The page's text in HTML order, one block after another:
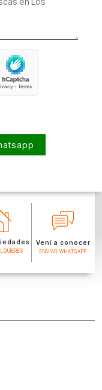
Vení a conocer
ENVIAR WHATSAPP